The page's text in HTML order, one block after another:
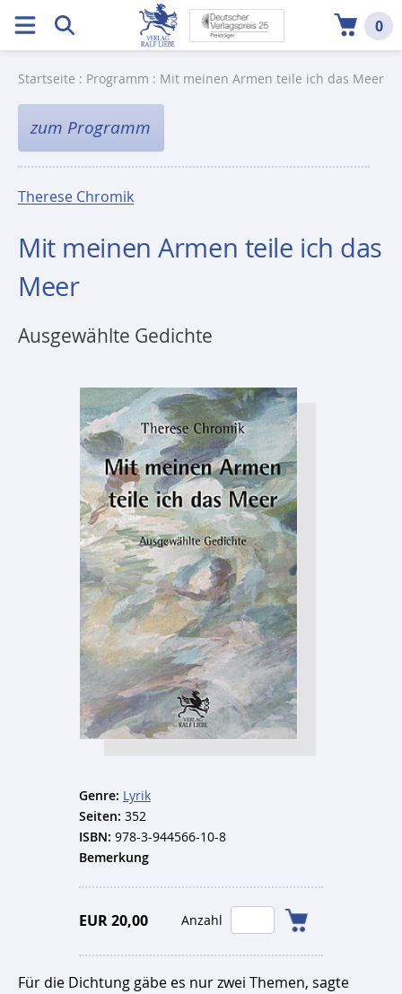
0
Startseite : Programm : Mit meinen Armen teile ich das Meer
zum Programm
Therese Chromik
Mit meinen Armen teile ich das
Meer
Ausgewählte Gedichte
Genre: Lyrik
Seiten: 352
ISBN: 978-3-944566-10-8
Bemerkung
EUR 20,00 Anzahl
Für die Dichtung gäbe es nur zwei Themen, sagte